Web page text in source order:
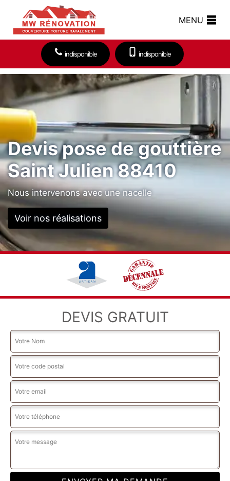
MENU
indisponible indisponible
Devis pose de gouttière
Saint Julien 88410
Nous intervenons avec une nacelle
Voir nos réalisations
DEVIS GRATUIT